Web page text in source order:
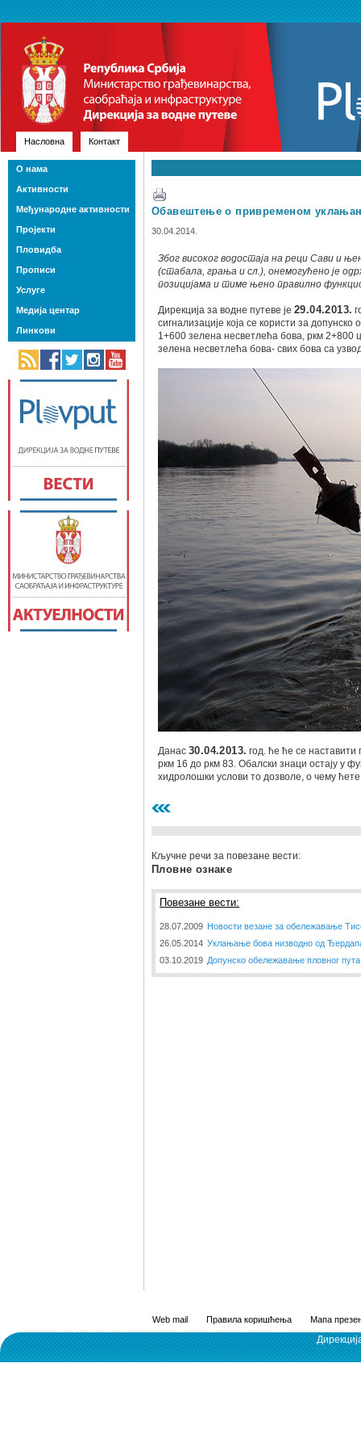
Насловна Контакт
Обавештење о привременом
30.04.2014.
Због високог водостаја на реци Сави и
(стабала, грања и сл.), онемогућено је
позицијама и тиме њено правилно
Дирекција за водне путеве је29.04.2013.
сигнализације која се користи за
1+600 зелена несветлећа бова, ркм 2+800
зелена несветлећа бова- свих бова са
Данас30.04.2013. год. ће ће се
ркм 16 до ркм 83. Обалски знаци остају у
хидролошки услови то дозволе, о чему
Кључне речи за повезане вести:
Пловне ознаке
Повезане вести:
28.07.2009 Новости везане за обележавање
26.05.2014 Уклањање бова низводно од
03.10.2019 Допунско обележавање пловног
О нама
Активности
Међународне активности
Пројекти
Пловидба
Прописи
Услуге
Медија центар
Линкови
Web mail Правила коришћења Мапа